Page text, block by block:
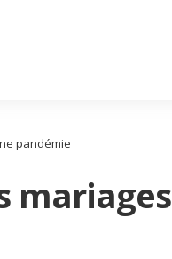
pandémie
mariages